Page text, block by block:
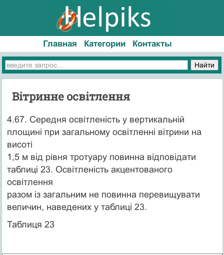
Главная Категории Контакты
Вітринне освітлення
4.67. Середня освітленість у вертикальній
площині при загальному освітленні вітрини на
висоті
1,5 м від рівня тротуару повинна відповідати
таблиці 23. Освітленість акцентованого
освітлення
разом із загальним не повинна перевищувати
величин, наведених у таблиці 23.
Таблиця 23